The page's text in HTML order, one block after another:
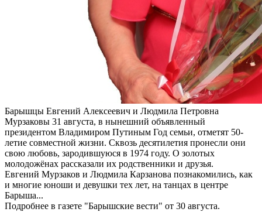
Барышцы Евгений Алексеевич и Людмила Петровна
Мурзаковы 31 августа, в нынешний объявленный
президентом Владимиром Путиным Год семьи, отметят 50-
летие совместной жизни. Сквозь десятилетия пронесли они
свою любовь, зародившуюся в 1974 году. О золотых
молодожёнах рассказали их родственники и друзья.
Евгений Мурзаков и Людмила Карзанова познакомились, как
и многие юноши и девушки тех лет, на танцах в центре
Барыша...
Подробнее в газете "Барышские вести" от 30 августа.